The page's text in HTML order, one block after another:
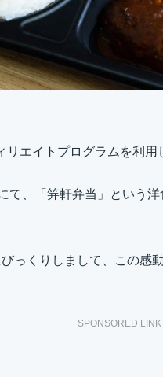
リエイトプログラムを利用
て、「笄軒弁当」という
っくりしまして、この感
SPONSORED LINK